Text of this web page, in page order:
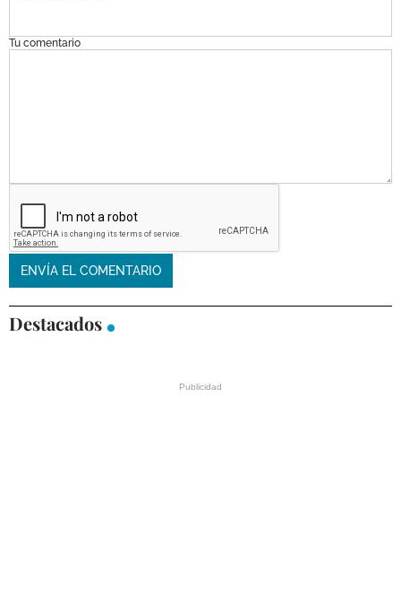
Tu comentario
Destacados